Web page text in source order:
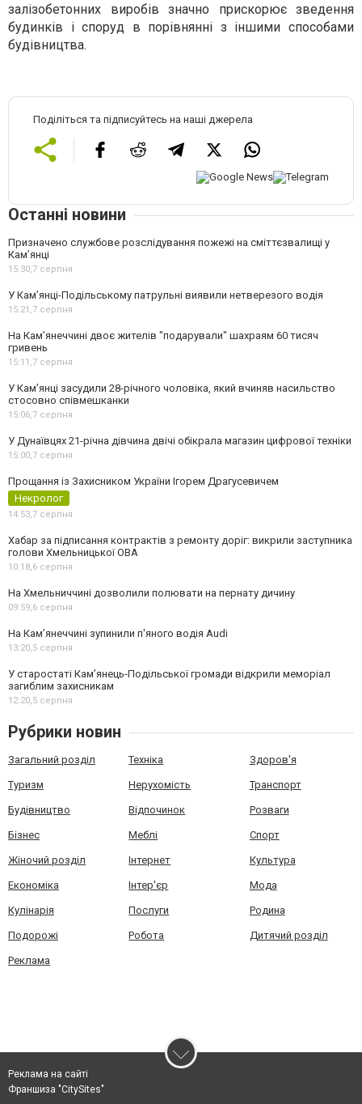
залізобетонних виробів значно прискорює зведення
будинків і споруд в порівнянні з іншими способами
будівництва.
Поділіться та підписуйтесь на наші джерела
Останні новини
Призначено службове розслідування пожежі на сміттєзвалищі у
Кам’янці
15:30, 7 серпня
У Кам’янці-Подільському патрульні виявили нетверезого водія
15:21, 7 серпня
На Камʼянеччині двоє жителів "подарували" шахраям 60 тисяч
гривень
15:11, 7 серпня
У Камʼянці засудили 28-річного чоловіка, який вчиняв насильство
стосовно співмешканки
15:06, 7 серпня
У Дунаївцях 21-річна дівчина двічі обікрала магазин цифрової техніки
15:00, 7 серпня
Прощання із Захисником України Ігорем Драгусевичем
Некролог
14:53, 7 серпня
Хабар за підписання контрактів з ремонту доріг: викрили заступника
голови Хмельницької ОВА
10:18, 6 серпня
На Хмельниччині дозволили полювати на пернату дичину
09:59, 6 серпня
На Камʼянеччині зупинили п'яного водія Audi
13:20, 5 серпня
У старостаті Кам’янець-Подільської громади відкрили меморіал
загиблим захисникам
12:20, 5 серпня
Рубрики новин
Загальний розділ Техніка Здоров'я
Туризм Нерухомість Транспорт
Будівництво Відпочинок Розваги
Бізнес Меблі Спорт
Жіночий розділ Інтернет Культура
Економіка Інтер'єр Мода
Кулінарія Послуги Родина
Подорожі Робота Дитячий розділ
Реклама
Реклама на сайті
Франшиза "CitySites"